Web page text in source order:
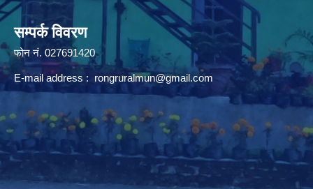
सम्पर्क विवरण
फोन न‌ं. 027691420
E-mail address : rongruralmun@gmail.com